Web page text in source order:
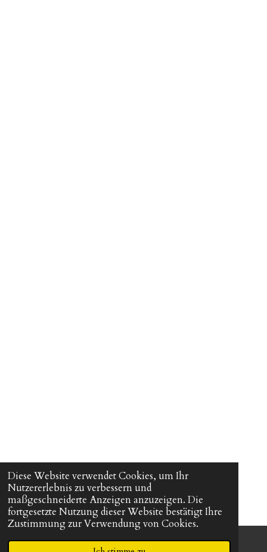
Diese Website verwendet Cookies, um Ihr
Nutzererlebnis zu verbessern und
maßgeschneiderte Anzeigen anzuzeigen. Die
fortgesetzte Nutzung dieser Website bestätigt Ihre
Zustimmung zur Verwendung von Cookies.